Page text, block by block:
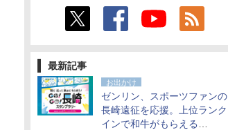
最新記事
お出かけ
ゼンリン、スポーツファンの
長崎遠征を応援。上位ランク
インで和牛がもらえる